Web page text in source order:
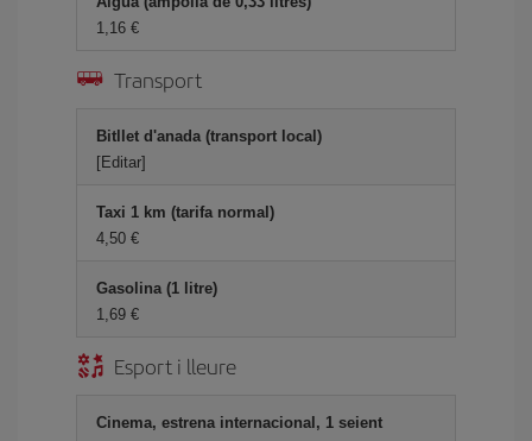
1,16
Transport
Bitllet d'anada (transport local)
[Editar]
Taxi 1 km (tarifa normal)
4,50
Gasolina (1 litre)
1,69
Esport i lleure
Cinema, estrena internacional, 1 seient